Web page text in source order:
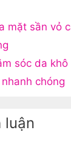
mặt sần vỏ
sóc da
chóng
luận